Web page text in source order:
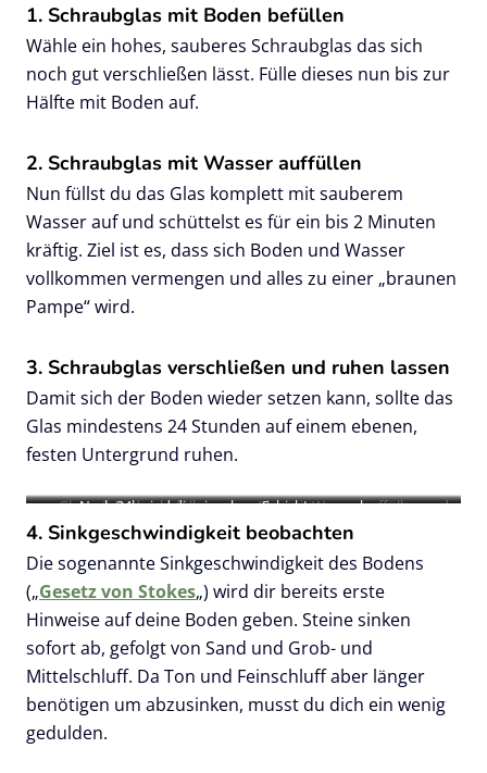
1. Schraubglas mit Boden befüllen
Wähle ein hohes, sauberes Schraubglas das sich
noch gut verschließen lässt. Fülle dieses nun bis zur
Hälfte mit Boden auf.
2. Schraubglas mit Wasser auffüllen
Nun füllst du das Glas komplett mit sauberem
Wasser auf und schüttelst es für ein bis 2 Minuten
kräftig. Ziel ist es, dass sich Boden und Wasser
vollkommen vermengen und alles zu einer „braunen
Pampe“ wird.
3. Schraubglas verschließen und ruhen lassen
Damit sich der Boden wieder setzen kann, sollte das
Glas mindestens 24 Stunden auf einem ebenen,
festen Untergrund ruhen.
Glas mit Boden befüllen
Glas mit Wasser auffüllen und
schütteln
Nach 24h sind die einzelnen Schichten zu erkennen
4. Sinkgeschwindigkeit beobachten
Die sogenannte Sinkgeschwindigkeit des Bodens
(„Gesetz von Stokes„) wird dir bereits erste
Hinweise auf deine Boden geben. Steine sinken
sofort ab, gefolgt von Sand und Grob- und
Mittelschluff. Da Ton und Feinschluff aber länger
benötigen um abzusinken, musst du dich ein wenig
gedulden.